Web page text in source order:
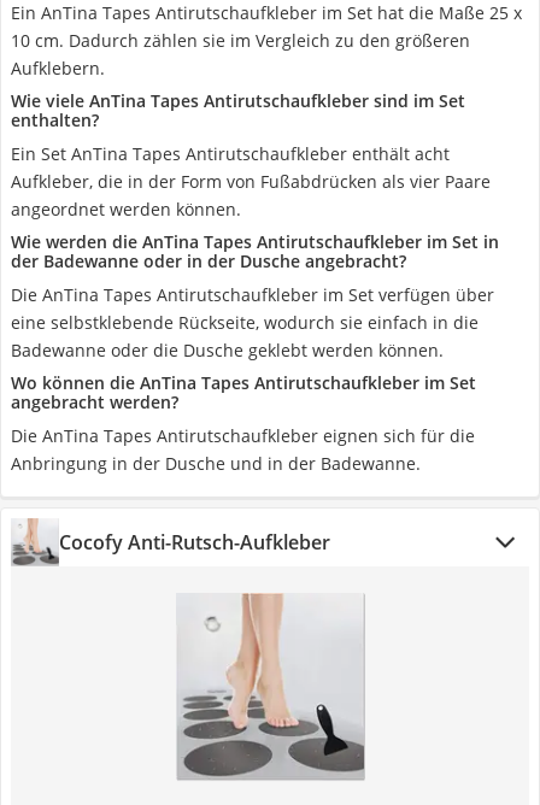
Ein AnTina Tapes Antirutschaufkleber im Set hat die Maße 25 x
10 cm. Dadurch zählen sie im Vergleich zu den größeren
Aufklebern.
Wie viele AnTina Tapes Antirutschaufkleber sind im Set
enthalten?
Ein Set AnTina Tapes Antirutschaufkleber enthält acht
Aufkleber, die in der Form von Fußabdrücken als vier Paare
angeordnet werden können.
Wie werden die AnTina Tapes Antirutschaufkleber im Set in
der Badewanne oder in der Dusche angebracht?
Die AnTina Tapes Antirutschaufkleber im Set verfügen über
eine selbstklebende Rückseite, wodurch sie einfach in die
Badewanne oder die Dusche geklebt werden können.
Wo können die AnTina Tapes Antirutschaufkleber im Set
angebracht werden?
Die AnTina Tapes Antirutschaufkleber eignen sich für die
Anbringung in der Dusche und in der Badewanne.
Cocofy Anti-Rutsch-Aufkleber